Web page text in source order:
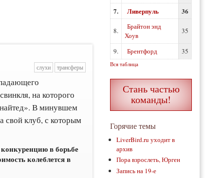
слухи трансферы
на которого
В минувшем
свой клуб, с которым
в борьбе
колеблется в
7. Ливерпуль 36
8.
Брайтон энд
Хоув
35
9. Брентфорд 35
Вся таблица
Стань частью
команды!
Горячие темы
LiverBird.ru уходит в
архив
Пора взрослеть, Юрген
Запись на 19-е